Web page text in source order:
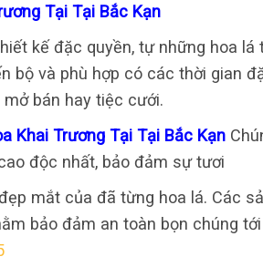
Tại Tại Bắc Kạn
kế đặc quyền, tự những hoa lá
bộ và phù hợp có các thời gian
bán hay tiệc cưới.
Khai Trương Tại Tại Bắc Kạn
độc nhất, bảo đảm sự tươi
mắt của đã từng hoa lá. Các
bảo đảm an toàn bọn chúng